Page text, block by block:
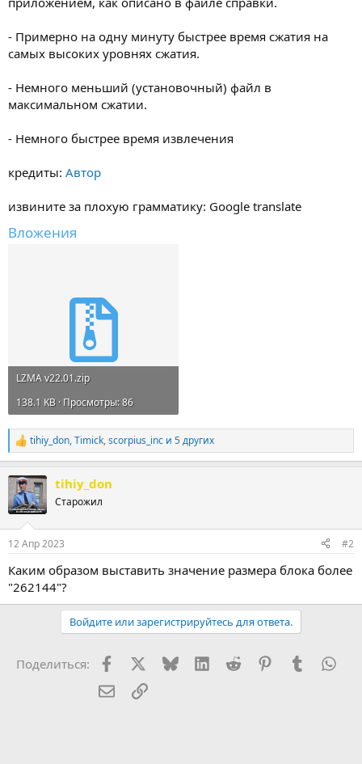
- Примерно на одну минуту быстрее время сжатия на
самых высоких уровнях сжатия.
- Немного меньший (установочный) файл в
максимальном сжатии.
- Немного быстрее время извлечения
кредиты: Автор
извините за плохую грамматику: Google translate
Вложения
LZMA v22.01.zip
138.1 KB · Просмотры: 86
Р
е
к
ц
и
tihiy_don,Timick,scorpius_inc и 5 других
tihiy_don
Старожил
12 Апр 2023 #2
Каким образом выставить значение размера блока более
"262144"?
Войдите или зарегистрируйтесь для ответа.
Поделиться: FacebookX (Twitter)
BlueskyLinkedInReddit PinterestTumblr
Электронная почта
Ссылка